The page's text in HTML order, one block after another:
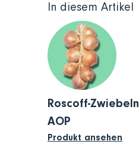
In diesem Artikel
Roscoff-Zwiebeln
AOP
Produkt ansehen